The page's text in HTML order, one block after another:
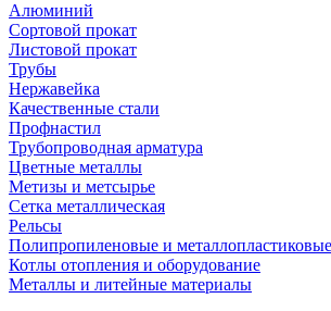
Алюминий
Сортовой прокат
Листовой прокат
Трубы
Нержавейка
Качественные стали
Профнастил
Трубопроводная арматура
Цветные металлы
Метизы и метсырье
Сетка металлическая
Рельсы
Полипропиленовые и
Котлы отопления и оборудование
Металлы и литейные материалы